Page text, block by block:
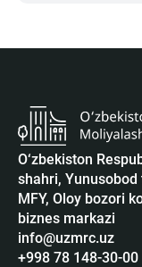
O‘zbekiston
shahri,
MFY, Oloy bozori
biznes markazi
info@uzmrc.uz
+998 78 148-30-00